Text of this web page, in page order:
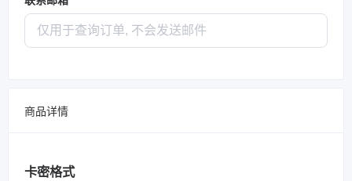
商品详情
卡密格式